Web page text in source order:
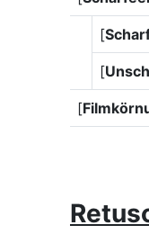
[
[
[